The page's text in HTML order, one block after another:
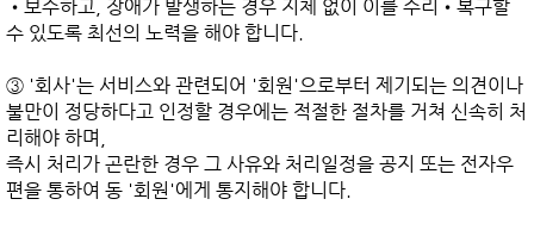
•보수하고, 장애가 발생하는 경우 지체 없이 이를 수리•복구할
수 있도록 최선의 노력을 해야 합니다.
③ '회사'는 서비스와 관련되어 '회원'으로부터 제기되는 의견이나
불만이 정당하다고 인정할 경우에는 적절한 절차를 거쳐 신속히 처
리해야 하며,
즉시 처리가 곤란한 경우 그 사유와 처리일정을 공지 또는 전자우
편을 통하여 동 '회원'에게 통지해야 합니다.